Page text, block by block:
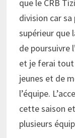
que le CRB
division car sa
supérieur que
de poursuivre
et je ferai tout
jeunes et de
l’équipe.
cette saison
plusieurs